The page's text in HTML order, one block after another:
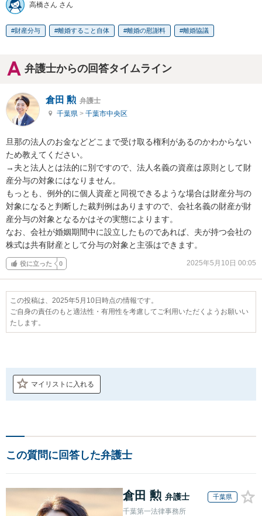
高橋さん さん
財産分与 離婚すること自体 離婚の慰謝料 離婚協議
弁護士からの回答タイムライン
倉田 勲 弁護士
千葉県 > 千葉市中央区
旦那の法人のお金などどこまで受け取る権利があるのかわからない
ため教えてください。
→夫と法人とは法的に別ですので、法人名義の資産は原則として財
産分与の対象にはなりません。
もっとも、例外的に個人資産と同視できるような場合は財産分与の
対象になると判断した裁判例はありますので、会社名義の財産が財
産分与の対象となるかはその実態によります。
なお、会社が婚姻期間中に設立したものであれば、夫が持つ会社の
株式は共有財産として分与の対象と主張はできます。
役に立った 0 2025年5月10日 00:05
この投稿は、2025年5月10日時点の情報です。
ご自身の責任のもと適法性・有用性を考慮してご利用いただくようお願いい
たします。
マイリストに入れる
この質問に回答した弁護士
倉田 勲 弁護士 千葉県
千葉第一法律事務所